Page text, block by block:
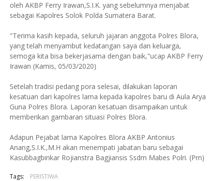
oleh AKBP Ferry Irawan,S.I.K. yang sebelumnya menjabat
sebagai Kapolres Solok Polda Sumatera Barat.
"Terima kasih kepada, seluruh jajaran anggota Polres Blora,
yang telah menyambut kedatangan saya dan keluarga,
semoga kita bisa bekerjasama dengan baik,"ucap AKBP Ferry
Irawan (Kamis, 05/03/2020)
Setelah tradisi pedang pora selesai, dilakukan laporan
kesatuan dari kapolres lama kepada kapolres baru di Aula Arya
Guna Polres Blora. Laporan kesatuan disampaikan untuk
memberikan gambaran situasi Polres Blora.
Adapun Pejabat lama Kapolres Blora AKBP Antonius
Anang,S.I.K.,M.H akan menempati jabatan baru sebagai
Kasubbagbinkar Rojianstra Bagjiansis Ssdm Mabes Polri. (Prn)
Tags: PERISTIWA